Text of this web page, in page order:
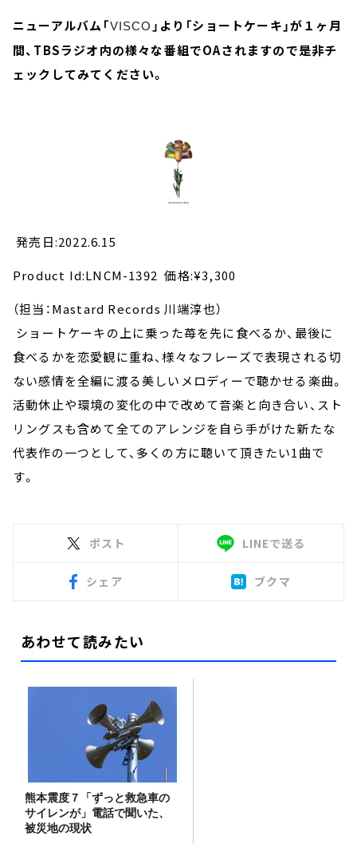
ニューアルバム「VISCO 」より「ショートケーキ」が１ヶ月
間、TBSラジオ内の様々な番組でOAされますので是非チ
ェックしてみてください。
発売日:2022.6.15
Product Id:LNCM-1392 価格:¥3,300
（担当：Mastard Records川端淳也）
ショートケーキの上に乗った苺を先に食べるか、最後に
食べるかを恋愛観に重ね、様々なフレーズで表現される切
ない感情を全編に渡る美しいメロディーで聴かせる楽曲。
活動休止や環境の変化の中で改めて音楽と向き合い、スト
リングスも含めて全てのアレンジを自ら手がけた新たな
代表作の一つとして、多くの方に聴いて頂きたい1曲で
す。
ポスト LINEで送る
シェア ブクマ
あわせて読みたい
熊本震度７「ずっと救急車の
サイレンが」電話で聞いた、
被災地の現状